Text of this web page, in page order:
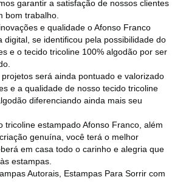
garantir a satisfação de nossos clientes
bom trabalho.
e qualidade o Afonso Franco
digital, se identificou pela possibilidade do
e o tecido tricoline 100% algodão por ser
será ainda pontuado e valorizado
e a qualidade de nosso tecido tricoline
diferenciando ainda mais seu
tricoline estampado Afonso Franco, além
genuína, você terá o melhor
em casa todo o carinho e alegria que
estampas.
Autorais, Estampas Para Sorrir com